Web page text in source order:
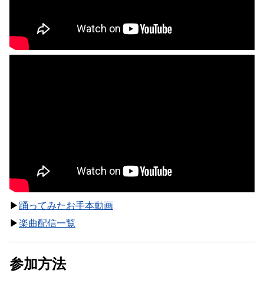
▶︎ 踊ってみたお手本動画
▶︎楽曲配信一覧
参加方法